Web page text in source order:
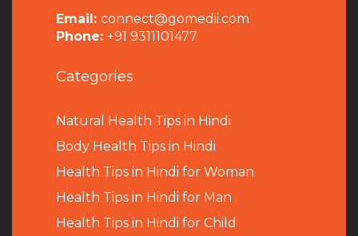
Email: connect@gomedii.com
Phone: +91 9311101477
Categories
Natural Health Tips in Hindi
Body Health Tips in Hindi
Health Tips in Hindi for Woman
Health Tips in Hindi for Man
Health Tips in Hindi for Child